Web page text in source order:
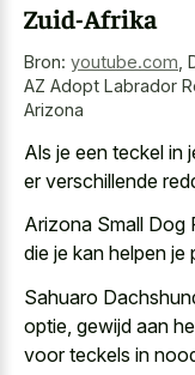
Zuid-Afrika
Bron: youtube.com,
AZ Adopt Labrador
Arizona
Als je een teckel in
er verschillende
Arizona Small Dog
die je kan helpen
Sahuaro
optie, gewijd aan
voor teckels in